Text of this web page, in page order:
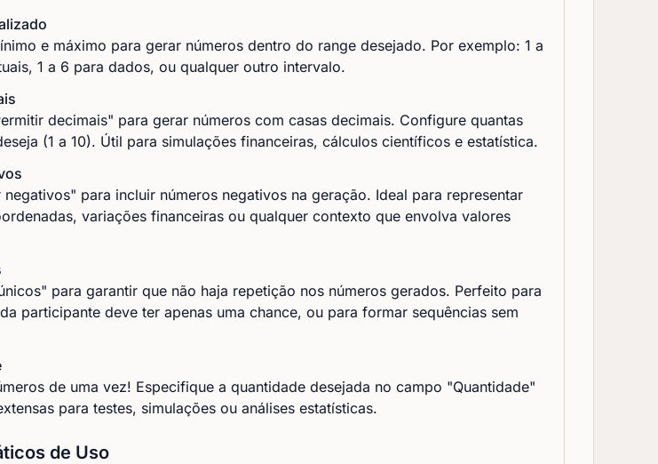
e máximo para gerar números dentro do range desejado. Por exemplo: 1 a
1 a 6 para dados, ou qualquer outro intervalo.
decimais" para gerar números com casas decimais. Configure quantas
(1 a 10). Útil para simulações financeiras, cálculos científicos e estatística.
negativos" para incluir números negativos na geração. Ideal para representar
variações financeiras ou qualquer contexto que envolva valores
para garantir que não haja repetição nos números gerados. Perfeito para
participante deve ter apenas uma chance, ou para formar sequências sem
de uma vez! Especifique a quantidade desejada no campo "Quantidade"
para testes, simulações ou análises estatísticas.
de Uso